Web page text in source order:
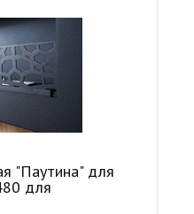
"Паутина" для
для